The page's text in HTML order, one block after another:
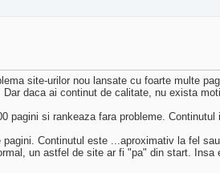
site-urilor nou lansate cu foarte multe
daca ai continut de calitate, nu exista
pagini si rankeaza fara probleme. Continutul
Continutul este ...aproximativ la fel
un astfel de site ar fi "pa" din start.